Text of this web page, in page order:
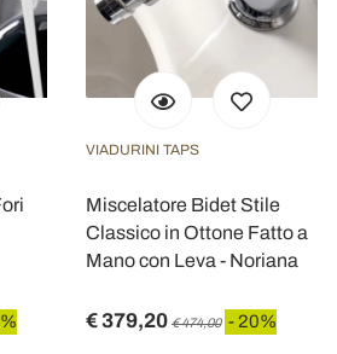
VIADURINI TAPS
Miscelatore Bidet Stile
Classico in Ottone Fatto a
Mano con Leva - Noriana
€ 379,20 € 474,00 - 20%